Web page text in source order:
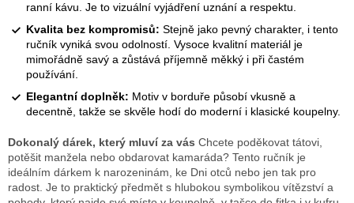
ranní kávu. Je to vizuální vyjádření uznání a respektu.
Kvalita bez kompromisů: Stejně jako pevný charakter, i tento
ručník vyniká svou odolností. Vysoce kvalitní materiál je
mimořádně savý a zůstává příjemně měkký i při častém
používání.
Elegantní doplněk: Motiv v borduře působí vkusně a
decentně, takže se skvěle hodí do moderní i klasické koupelny.
Dokonalý dárek, který mluví za vás Chcete poděkovat tátovi,
potěšit manžela nebo obdarovat kamaráda? Tento ručník je
ideálním dárkem k narozeninám, ke Dni otců nebo jen tak pro
radost. Je to praktický předmět s hlubokou symbolikou vítězství a